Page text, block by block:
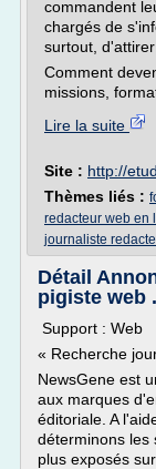
commandent
chargés de
surtout,
Comment
missions,
Lire la suite
Site : http://
Thèmes liés :
redacteur web en
journaliste
Détail
pigiste web
Support : Web
« Recherche
NewsGene est
aux marques
éditoriale. A
déterminons les
plus exposés